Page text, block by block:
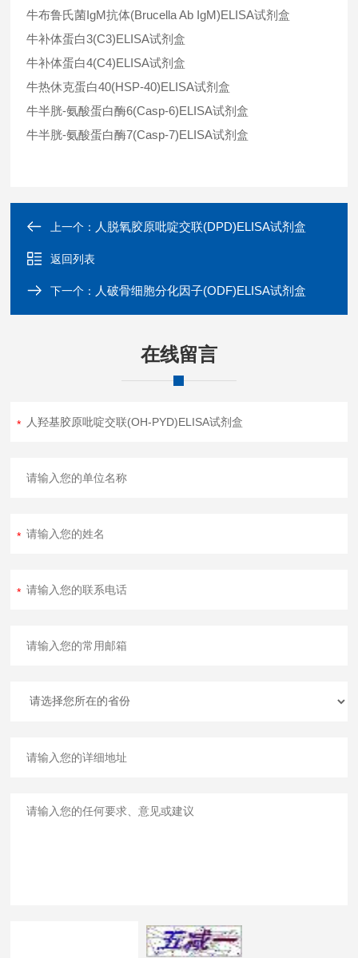
牛布鲁氏菌IgM抗体(Brucella Ab IgM)ELISA试剂盒
牛补体蛋白3(C3)ELISA试剂盒
牛补体蛋白4(C4)ELISA试剂盒
牛热休克蛋白40(HSP-40)ELISA试剂盒
牛半胱-氨酸蛋白酶6(Casp-6)ELISA试剂盒
牛半胱-氨酸蛋白酶7(Casp-7)ELISA试剂盒
上一个： 人脱氧胶原吡啶交联(DPD)ELISA试剂盒
返回列表
下一个： 人破骨细胞分化因子(ODF)ELISA试剂盒
在线留言